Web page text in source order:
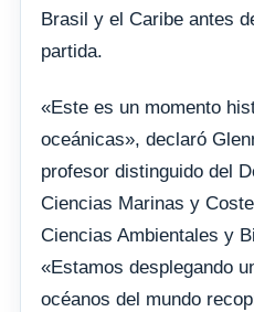
Brasil y el Caribe antes
partida.
«Este es un momento
oceánicas», declaró
profesor distinguido del
Ciencias Marinas y
Ciencias Ambientales y
«Estamos desplegando
océanos del mundo